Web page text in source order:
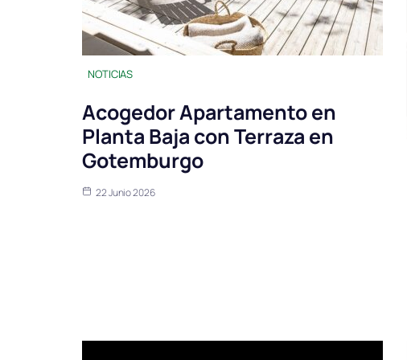
NOTICIAS
Acogedor Apartamento en
Planta Baja con Terraza en
Gotemburgo
22 Junio 2026